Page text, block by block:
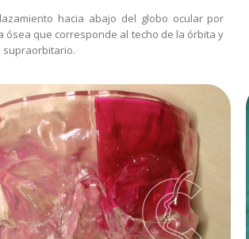
hacia abajo del globo ocular por
ósea que corresponde al techo de la órbita y
supraorbitario.